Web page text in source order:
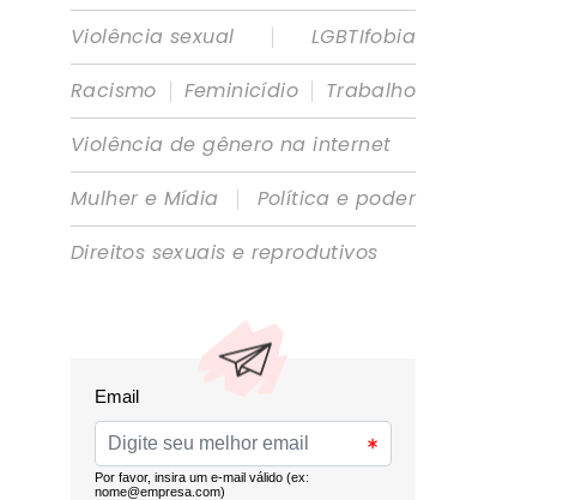
Violência sexual
|
LGBTIfobia
Racismo | Feminicídio | Trabalho
Violência de gênero na internet
Mulher e Mídia
|
Política e poder
Direitos sexuais e reprodutivos